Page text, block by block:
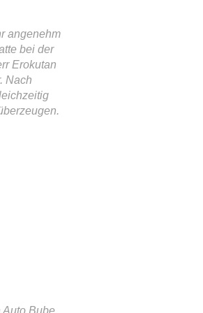
angenehm
bei der
Erokutan
Nach
Auto Bube